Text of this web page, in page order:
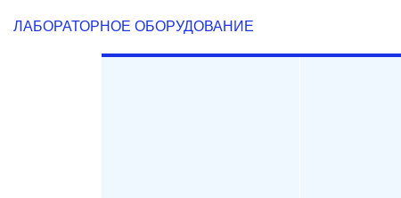
ЛАБОРАТОРНОЕ ОБОРУДОВАНИЕ